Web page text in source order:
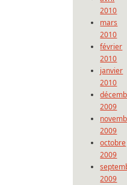
2010
mars
2010
février
2010
janvier
2010
2009
2009
octobre
2009
2009